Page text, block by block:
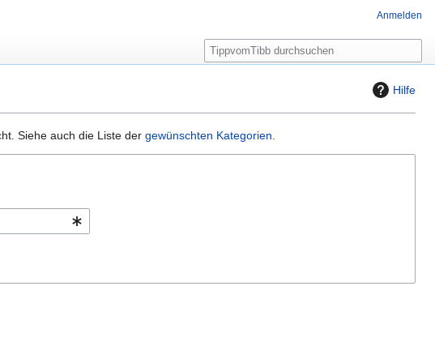
Hilfe
Siehe auch die Liste der gewünschten Kategorien.
Anmelden
S
u
e